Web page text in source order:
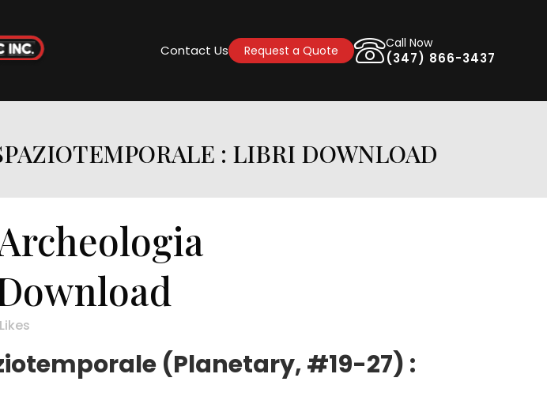
Contact Us Request a Quote
Call Now
(347) 866-3437
: LIBRI DOWNLOAD
Likes
(Planetary, #19-27) :